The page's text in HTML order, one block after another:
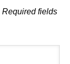
Required fields